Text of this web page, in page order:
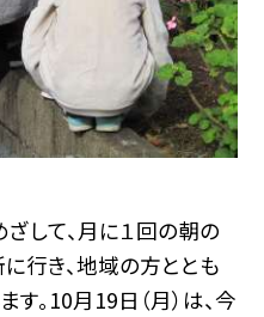
して、月に１回の朝の
行き、地域の方ととも
。10月19日（月）は、今